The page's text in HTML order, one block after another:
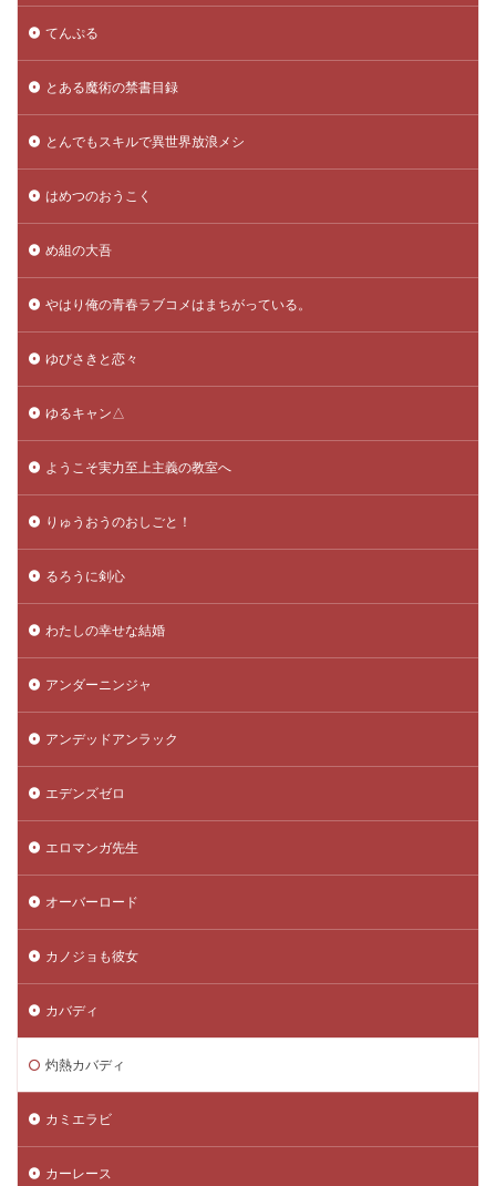
てんぷる
とある魔術の禁書目録
とんでもスキルで異世界放浪メシ
はめつのおうこく
め組の大吾
やはり俺の青春ラブコメはまちがっている。
ゆびさきと恋々
ゆるキャン△
ようこそ実力至上主義の教室へ
りゅうおうのおしごと！
るろうに剣心
わたしの幸せな結婚
アンダーニンジャ
アンデッドアンラック
エデンズゼロ
エロマンガ先生
オーバーロード
カノジョも彼女
カバディ
灼熱カバディ
カミエラビ
カーレース